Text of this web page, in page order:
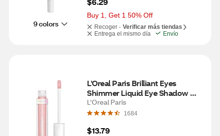
9 colors
Buy 1, Get 1 50% Off
Recoger - Verificar más tiendas
Entrega el mismo día
Envío
L'Oreal Paris Brilliant Eyes
Shimmer Liquid Eye Shadow
Makeup, Blush Jewel
L'Oreal Paris
1684
$13.79